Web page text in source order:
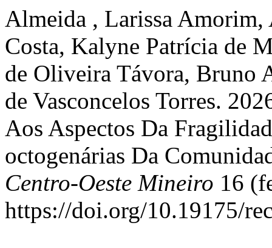
Almeida , Larissa
Costa, Kalyne Patrícia de
de Oliveira Távora, Bruno
de Vasconcelos Torres.
Aos Aspectos Da
octogenárias Da
Centro-Oeste Mineiro 16
https://doi.org/10.19175/